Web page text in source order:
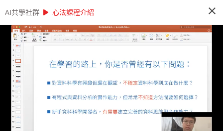
AI共學社群 play_arrow AI 先修班 - 資料科學家的 12 堂心法養成課
AI 先修班 - 資料科學家的 12 堂心法養成
課
這是一個資料的時代，人人好像都需要會一點運用
資料的能力。本課程將透過 12 + X 堂課程，內容
將會談到資料科學的發展脈絡以及一個資料專案起
承轉合，陪著你逐步建構全面的資料分析心法。
people_alt
AI共學社群 play_arrow 心法課程介紹 close